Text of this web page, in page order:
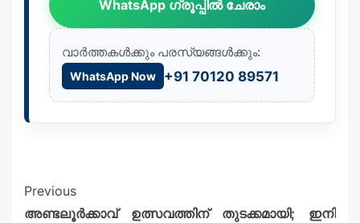
WhatsApp ഗ്രൂപ്പിൽ ചേരാം
വാർത്തകൾക്കും പരസ്യങ്ങൾക്കും:
WhatsApp Now +91 70120 89571
Previous
അണ്ടലൂർക്കാവ് ഉത്സവത്തിന് തുടക്കമായി; ഇനി